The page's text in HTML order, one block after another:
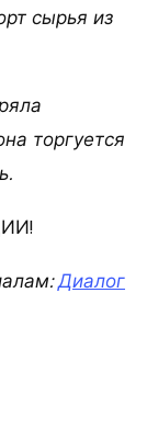
сырья из
торгуется
Диалог